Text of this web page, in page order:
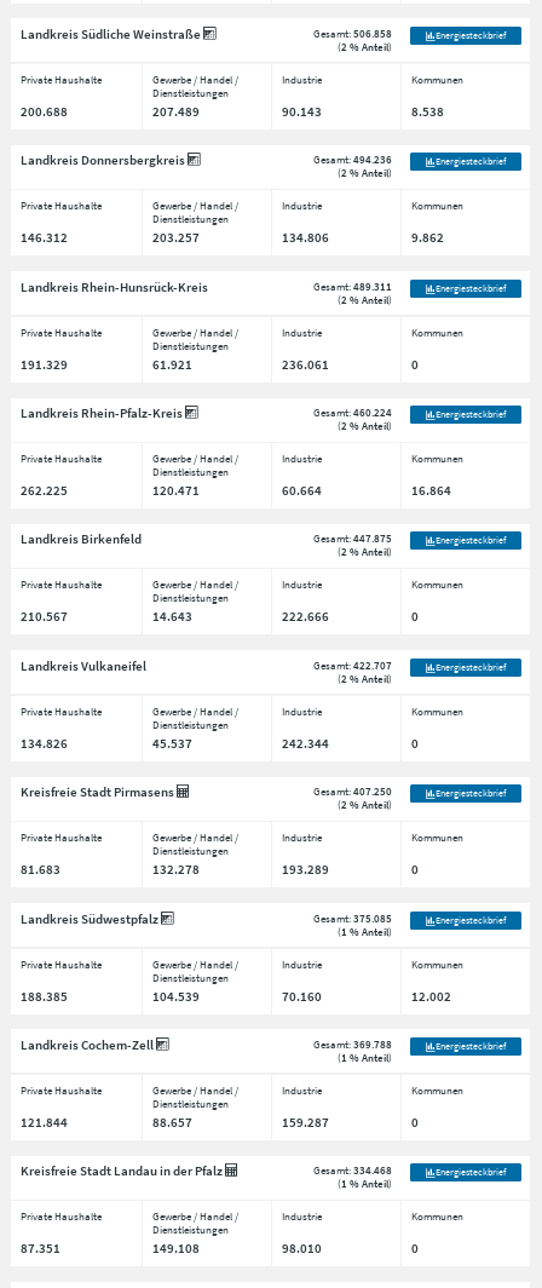
Landkreis Südliche Weinstraße Gesamt:506.858
(2 % Anteil)
Energiesteckbrief
Private Haushalte
Gewerbe / Handel /
Dienstleistungen
Industrie Kommunen
200.688 207.489 90.143 8.538
Landkreis Donnersbergkreis Gesamt:494.236
(2 % Anteil)
Energiesteckbrief
Private Haushalte
Gewerbe / Handel /
Dienstleistungen
Industrie Kommunen
146.312 203.257 134.806 9.862
Landkreis Rhein-Hunsrück-Kreis Gesamt:489.311
(2 % Anteil)
Energiesteckbrief
Private Haushalte
Gewerbe / Handel /
Dienstleistungen
Industrie Kommunen
191.329 61.921 236.061 0
Landkreis Rhein-Pfalz-Kreis Gesamt:460.224
(2 % Anteil)
Energiesteckbrief
Private Haushalte
Gewerbe / Handel /
Dienstleistungen
Industrie Kommunen
262.225 120.471 60.664 16.864
Landkreis Birkenfeld Gesamt:447.875
(2 % Anteil)
Energiesteckbrief
Private Haushalte
Gewerbe / Handel /
Dienstleistungen
Industrie Kommunen
210.567 14.643 222.666 0
Landkreis Vulkaneifel Gesamt:422.707
(2 % Anteil)
Energiesteckbrief
Private Haushalte
Gewerbe / Handel /
Dienstleistungen
Industrie Kommunen
134.826 45.537 242.344 0
Kreisfreie Stadt Pirmasens Gesamt:407.250
(2 % Anteil)
Energiesteckbrief
Private Haushalte
Gewerbe / Handel /
Dienstleistungen
Industrie Kommunen
81.683 132.278 193.289 0
Landkreis Südwestpfalz Gesamt:375.085
(1 % Anteil)
Energiesteckbrief
Private Haushalte
Gewerbe / Handel /
Dienstleistungen
Industrie Kommunen
188.385 104.539 70.160 12.002
Landkreis Cochem-Zell Gesamt:369.788
(1 % Anteil)
Energiesteckbrief
Private Haushalte
Gewerbe / Handel /
Dienstleistungen
Industrie Kommunen
121.844 88.657 159.287 0
Kreisfreie Stadt Landau in der Pfalz Gesamt:334.468
(1 % Anteil)
Energiesteckbrief
Private Haushalte
Gewerbe / Handel /
Dienstleistungen
Industrie Kommunen
87.351 149.108 98.010 0